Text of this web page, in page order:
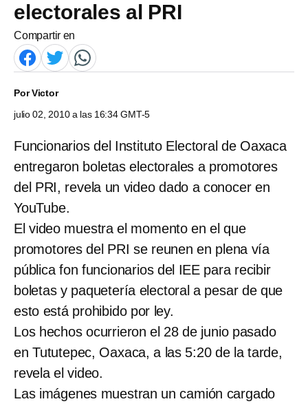
electorales al PRI
Compartir en
PorVictor
julio 02, 2010 a las 16:34 GMT-5
Funcionarios del Instituto Electoral de Oaxaca
entregaron boletas electorales a promotores
del PRI, revela un video dado a conocer en
YouTube.
El video muestra el momento en el que
promotores del PRI se reunen en plena vía
pública fon funcionarios del IEE para recibir
boletas y paquetería electoral a pesar de que
esto está prohibido por ley.
Los hechos ocurrieron el 28 de junio pasado
en Tututepec, Oaxaca, a las 5:20 de la tarde,
revela el video.
Las imágenes muestran un camión cargado